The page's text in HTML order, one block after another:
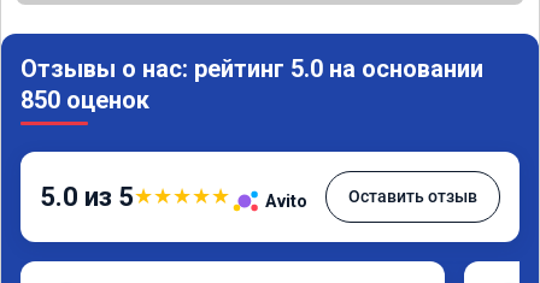
Отзывы о нас: рейтинг 5.0 на основании
850 оценок
5.0 из 5★★★★★ Avito Оставить отзыв